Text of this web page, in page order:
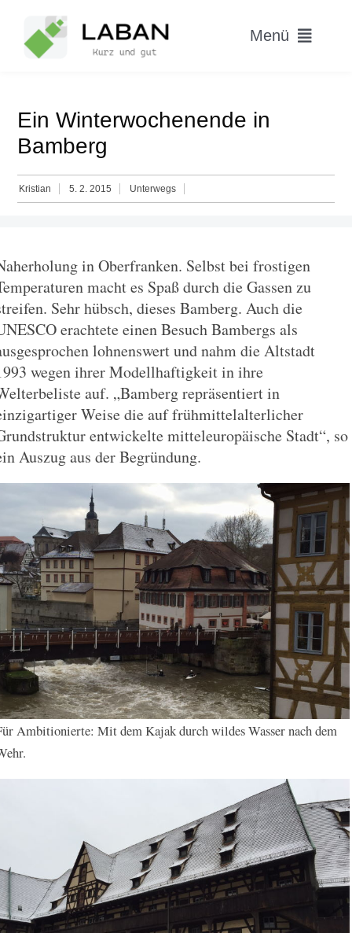
content
Menü
Worum geht’s?
Blog
Ein Winterwochenende in
Bamberg
Kristian 5. 2. 2015 Unterwegs
in Oberfranken. Selbst bei frostigen
macht es Spaß durch die Gassen zu
Sehr hübsch, dieses Bamberg. Auch die
erachtete einen Besuch Bambergs als
lohnenswert und nahm die Altstadt
wegen ihrer Modellhaftigkeit in ihre
auf. „Bamberg repräsentiert in
Weise die auf frühmittelalterlicher
entwickelte mitteleuropäische Stadt“, so
Auszug aus der Begründung.
Ambitionierte: Mit dem Kajak durch wildes Wasser nach dem